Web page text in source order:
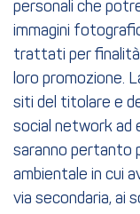
personali che
immagini
trattati per
loro promozione.
siti del titolare e
social network ad
saranno pertanto
ambientale in cui
via secondaria, ai